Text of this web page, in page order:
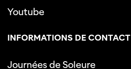
Youtube
INFORMATIONS DE CONTACT
Journées de Soleure